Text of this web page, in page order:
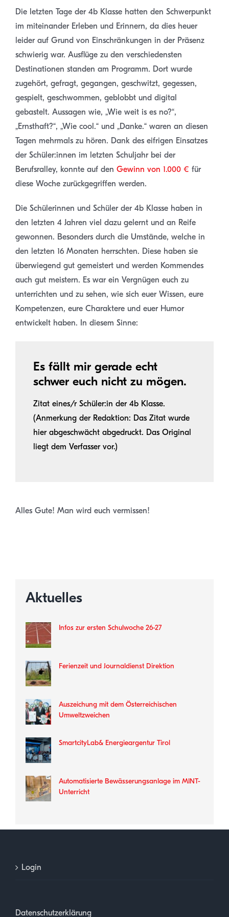
Die letzten Tage der 4b Klasse hatten den Schwerpunkt
im miteinander Erleben und Erinnern, da dies heuer
leider auf Grund von Einschränkungen in der Präsenz
schwierig war. Ausflüge zu den verschiedensten
Destinationen standen am Programm. Dort wurde
zugehört, gefragt, gegangen, geschwitzt, gegessen,
gespielt, geschwommen, geblobbt und digital
gebastelt. Aussagen wie, „Wie weit is es no?“,
„Ernsthaft?“, „Wie cool.“ und „Danke.“ waren an diesen
Tagen mehrmals zu hören. Dank des eifrigen Einsatzes
der Schüler:innen im letzten Schuljahr bei der
Berufsralley, konnte auf den Gewinn von 1.000 € für
diese Woche zurückgegriffen werden.
Die Schülerinnen und Schüler der 4b Klasse haben in
den letzten 4 Jahren viel dazu gelernt und an Reife
gewonnen. Besonders durch die Umstände, welche in
den letzten 16 Monaten herrschten. Diese haben sie
überwiegend gut gemeistert und werden Kommendes
auch gut meistern. Es war ein Vergnügen euch zu
unterrichten und zu sehen, wie sich euer Wissen, eure
Kompetenzen, eure Charaktere und euer Humor
entwickelt haben. In diesem Sinne:
Es fällt mir gerade echt
schwer euch nicht zu mögen.
Zitat eines/r Schüler:in der 4b Klasse.
(Anmerkung der Redaktion: Das Zitat wurde
hier abgeschwächt abgedruckt. Das Original
liegt dem Verfasser vor.)
Alles Gute! Man wird euch vermissen!
Aktuelles
Infos zur ersten Schulwoche 26-27
Ferienzeit und Journaldienst Direktion
Auszeichung mit dem Österreichischen
Umweltzweichen
SmartcityLab& Energieargentur Tirol
Automatisierte Bewässerungsanlage im MINT-
Unterricht
Login
Datenschutzerklärung